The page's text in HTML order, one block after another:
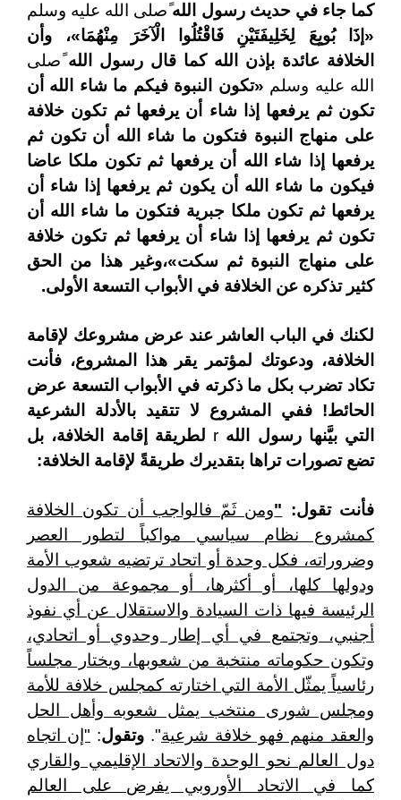
كما جاء في حديث رسول اللهًصلى الله عليه وسلم
« إذَا بُويِعَ لِخَلِيفَتَيْنِ فَاقْتُلُوا الْآخَرَ مِنْهُمَا»، وأن
الخلافة عائدة بإذن الله كما قال رسول اللهًصلى
الله عليه وسلم «تكون النبوة فيكم ما شاء الله أن
تكون ثم يرفعها إذا شاء أن يرفعها ثم تكون خلافة
على منهاج النبوة فتكون ما شاء الله أن تكون ثم
يرفعها إذا شاء الله أن يرفعها ثم تكون ملكا عاضا
فيكون ما شاء الله أن يكون ثم يرفعها إذا شاء أن
يرفعها ثم تكون ملكا جبرية فتكون ما شاء الله أن
تكون ثم يرفعها إذا شاء أن يرفعها ثم تكون خلافة
على منهاج النبوة ثم سكت»،وغير هذا من الحق
كثير تذكره عن الخلافة في الأبواب التسعة الأولى.
لكنك في الباب العاشر عند عرض مشروعك لإقامة
الخلافة، ودعوتك لمؤتمر يقر هذا المشروع، فأنت
تكاد تضرب بكل ما ذكرته في الأبواب التسعة عرض
الحائط! ففي المشروع لا تتقيد بالأدلة الشرعية
التي بيَّنها رسول الله r لطريقة إقامة الخلافة، بل
تضع تصورات تراها بتقديرك طريقةً لإقامة الخلافة:
فأنت تقول: "ومن ثَمّ فالواجب أن تكون الخلافة
كمشروع نظام سياسي مواكباً لتطور العصر
وضروراته، فكل وحدة أو اتحاد ترتضيه شعوب الأمة
ودولها كلها، أو أكثرها، أو مجموعة من الدول
الرئيسة فيها ذات السيادة والاستقلال عن أي نفوذ
أجنبي، وتجتمع في أي إطار وحدوي أو اتحادي،
وتكون حكوماته منتخبة من شعوبها، ويختار مجلساً
رئاسياً يمثّل الأمة التي اختارته كمجلس خلافة للأمة
ومجلس شورى منتخب يمثل شعوبه وأهل الحل
والعقد منهم فهو خلافة شرعية". وتقول: "إن اتجاه
دول العالم نحو الوحدة والاتحاد الإقليمي والقاري
كما في الاتحاد الأوروبي يفرض على العالم